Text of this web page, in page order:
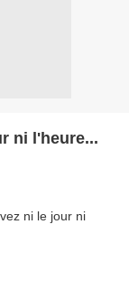
ni l'heure...